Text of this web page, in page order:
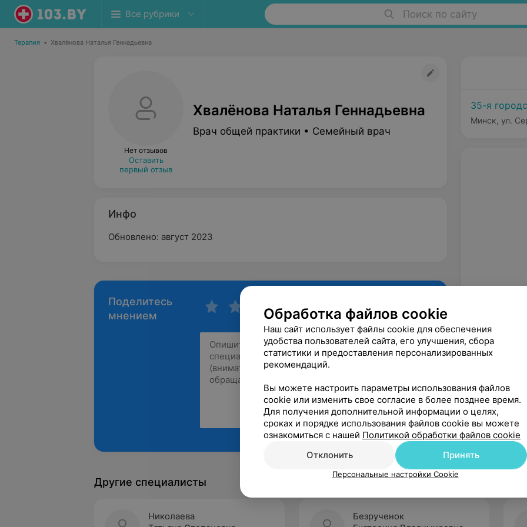
Все рубрики Поиск по сайту
Терапия • Хвалёнова Наталья Геннадьевна
Нет отзывов
Оставить
первый отзыв
Хвалёнова Наталья Геннадьевна
Врач общей практики • Семейный врач
Инфо
Обновлено: август 2023
Поделитесь
мнением
Рекомендую
35-я
Минск, ул.
Другие специалисты
Николаева
Безрученок
Обработка файлов cookie
Наш сайт использует файлы cookie для обеспечения
удобства пользователей сайта, его улучшения, сбора
статистики и предоставления персонализированных
рекомендаций.
Вы можете настроить параметры использования файлов
cookie или изменить свое согласие в более позднее время.
Для получения дополнительной информации о целях,
сроках и порядке использования файлов cookie вы можете
ознакомиться с нашей Политикой обработки файлов cookie
Отклонить
Принять
Персональные настройки Cookie